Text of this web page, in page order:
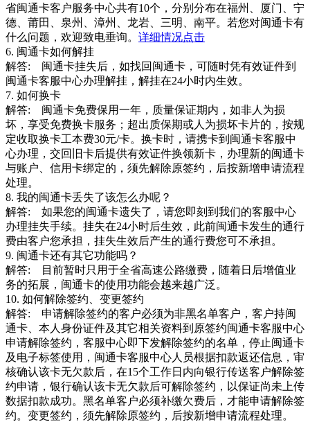
省闽通卡客户服务中心共有10个，分别分布在福州、厦门、宁
德、莆田、泉州、漳州、龙岩、三明、南平。若您对闽通卡有
什么问题，欢迎致电垂询。 详细情况点击
6. 闽通卡如何解挂
解答: 闽通卡挂失后，如找回闽通卡，可随时凭有效证件到
闽通卡客服中心办理解挂，解挂在24小时内生效。
7. 如何换卡
解答: 闽通卡免费保用一年，质量保证期内，如非人为损
坏，享受免费换卡服务；超出质保期或人为损坏卡片的，按规
定收取换卡工本费30元/卡。换卡时，请携卡到闽通卡客服中
心办理，交回旧卡后提供有效证件换领新卡，办理新的闽通卡
与账户、信用卡绑定的，须先解除原签约，后按新增申请流程
处理。
8. 我的闽通卡丢失了该怎么办呢？
解答: 如果您的闽通卡遗失了，请您即刻到我们的客服中心
办理挂失手续。挂失在24小时后生效，此前闽通卡发生的通行
费由客户您承担，挂失生效后产生的通行费您可不承担。
9. 闽通卡还有其它功能吗？
解答: 目前暂时只用于全省高速公路缴费，随着日后增值业
务的拓展，闽通卡的使用功能会越来越广泛。
10. 如何解除签约、变更签约
解答: 申请解除签约的客户必须为非黑名单客户，客户持闽
通卡、本人身份证件及其它相关资料到原签约闽通卡客服中心
申请解除签约，客服中心即下发解除签约的名单，停止闽通卡
及电子标签使用，闽通卡客服中心人员根据扣款返还信息，审
核确认该卡无欠款后，在15个工作日内向银行传送客户解除签
约申请，银行确认该卡无欠款后可解除签约，以保证尚未上传
数据扣款成功。黑名单客户必须补缴欠费后，才能申请解除签
约。变更签约，须先解除原签约，后按新增申请流程处理。